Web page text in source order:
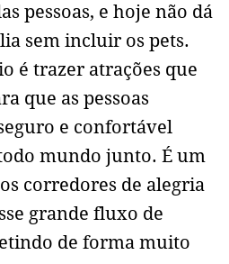
pessoas, e hoje não dá
sem incluir os pets.
é trazer atrações que
que as pessoas
e confortável
mundo junto. É um
corredores de alegria
grande fluxo de
de forma muito